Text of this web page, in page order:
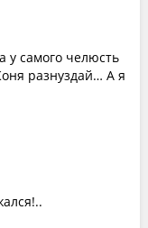
у самого челюсть
разнуздай… А я